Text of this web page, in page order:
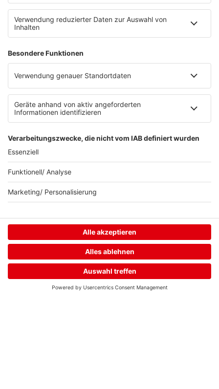
Home Streams Menü
Stromvergleich
Werbung buchen
Moderatoren buchen
Neuer. Besser.
delta.